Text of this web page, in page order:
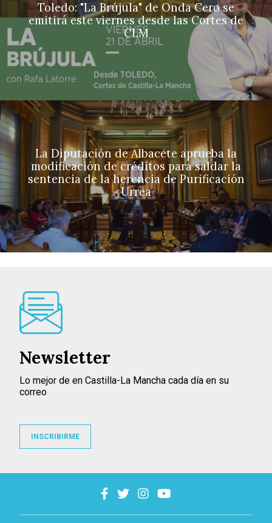
Toledo: "La Brújula" de Onda Cero se
emitirá este viernes desde las Cortes de
CLM
La Diputación de Albacete aprueba la
modificación de créditos para saldar la
sentencia de la herencia de Purificación
Urrea
Newsletter
Lo mejor de en Castilla-La Mancha cada día en su
correo
INSCRIBIRME